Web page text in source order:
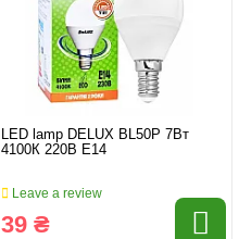
LED lamp DELUX BL50Р 7Вт
4100К 220В Е14
Leave a review
39 ₴